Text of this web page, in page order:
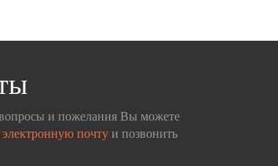
и пожелания Вы можете
почту и позвонить